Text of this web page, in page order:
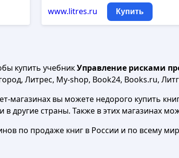
www.litres.ru Купить
купить учебникУправление рисками
Литрес, My-shop, Book24, Books.ru,
магазинах вы можете недорого купить
в другие страны. Также в этих магазинах
по продаже книг в России и по всему